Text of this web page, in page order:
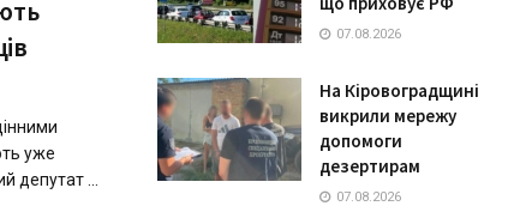
уже
депутат ...
07.08.2026
На Кіровоградщині
викрили мережу
допомоги
дезертирам
07.08.2026